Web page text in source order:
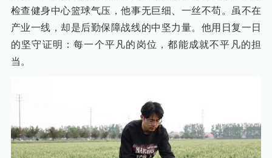
检查健身中心篮球气压，他事无巨细、一丝不苟。虽不在
产业一线，却是后勤保障战线的中坚力量。他用日复一日
的坚守证明：每一个平凡的岗位，都能成就不平凡的担
当。